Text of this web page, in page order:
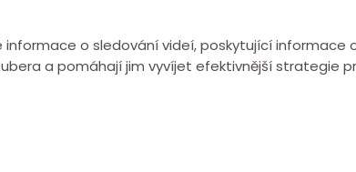
o sledování videí, poskytující informace
a pomáhají jim vyvíjet efektivnější strategie